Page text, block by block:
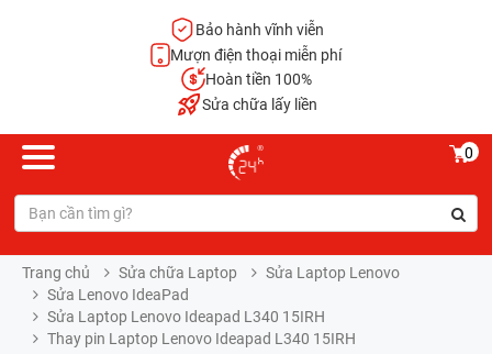
Bảo hành vĩnh viễn
Mượn điện thoại miễn phí
Hoàn tiền 100%
Sửa chữa lấy liền
0
Trang chủ Sửa chữa Laptop
Sửa Laptop Lenovo
Sửa Lenovo IdeaPad
Sửa Laptop Lenovo Ideapad L340 15IRH
Thay pin Laptop Lenovo Ideapad L340 15IRH